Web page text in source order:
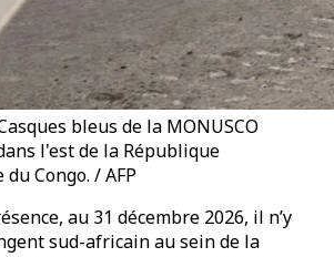
bleus de la MONUSCO
l'est de la République
Congo. / AFP
au 31 décembre 2026, il n’y
sud-africain au sein de la